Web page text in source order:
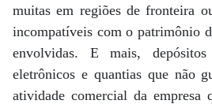
muitas em regiões de fronteira
incompatíveis com o patrimônio
envolvidas. E mais,
eletrônicos e quantias que não
atividade comercial da empresa